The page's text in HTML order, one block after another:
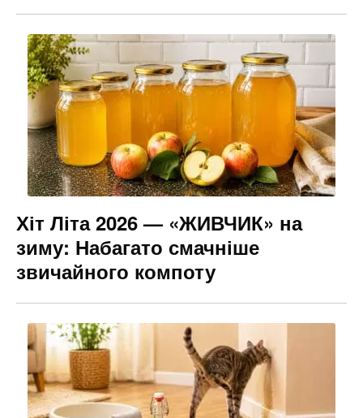
Хіт Літа 2026 — «ЖИВЧИК» на
зиму: Набагато смачніше
звичайного компоту